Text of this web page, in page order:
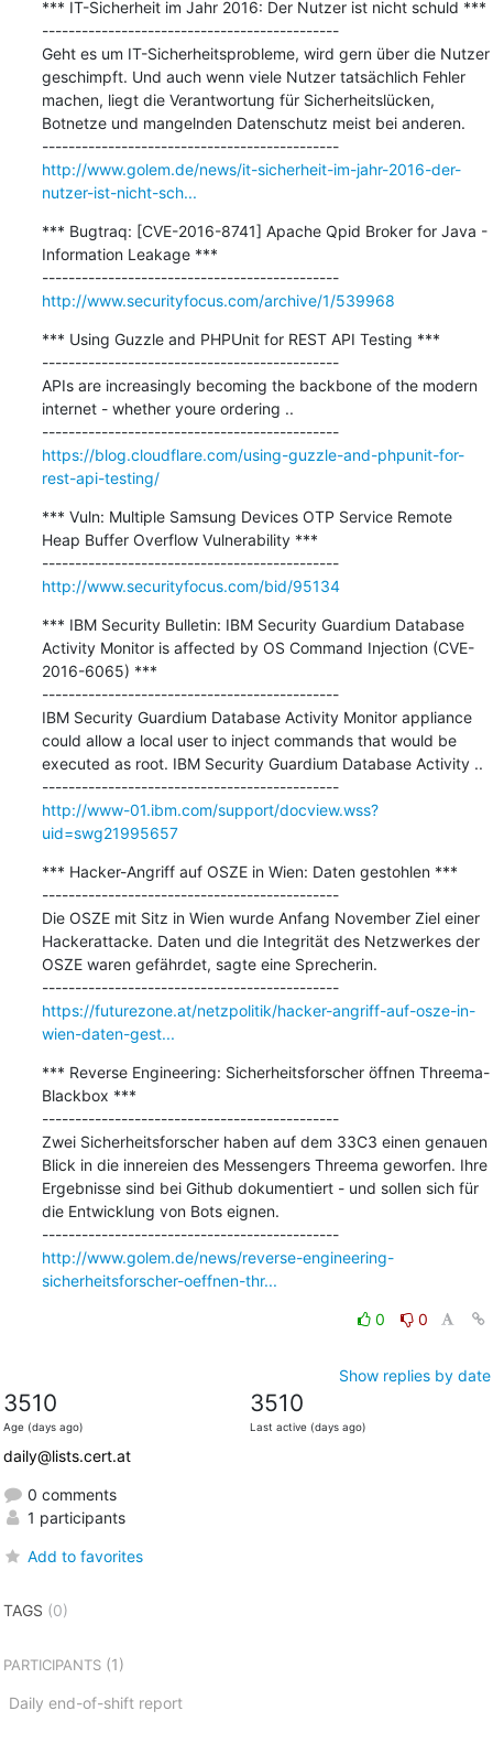
*** IT-Sicherheit im Jahr 2016: Der Nutzer ist nicht schuld ***
---------------------------------------------
Geht es um IT-Sicherheitsprobleme, wird gern über die Nutzer
geschimpft. Und auch wenn viele Nutzer tatsächlich Fehler
machen, liegt die Verantwortung für Sicherheitslücken,
Botnetze und mangelnden Datenschutz meist bei anderen.
---------------------------------------------
http://www.golem.de/news/it-sicherheit-im-jahr-2016-der-
nutzer-ist-nicht-sch...
*** Bugtraq: [CVE-2016-8741] Apache Qpid Broker for Java -
Information Leakage ***
---------------------------------------------
http://www.securityfocus.com/archive/1/539968
*** Using Guzzle and PHPUnit for REST API Testing ***
---------------------------------------------
APIs are increasingly becoming the backbone of the modern
internet - whether youre ordering ..
---------------------------------------------
https://blog.cloudflare.com/using-guzzle-and-phpunit-for-
rest-api-testing/
*** Vuln: Multiple Samsung Devices OTP Service Remote
Heap Buffer Overflow Vulnerability ***
---------------------------------------------
http://www.securityfocus.com/bid/95134
*** IBM Security Bulletin: IBM Security Guardium Database
Activity Monitor is affected by OS Command Injection (CVE-
2016-6065) ***
---------------------------------------------
IBM Security Guardium Database Activity Monitor appliance
could allow a local user to inject commands that would be
executed as root. IBM Security Guardium Database Activity ..
---------------------------------------------
http://www-01.ibm.com/support/docview.wss?
uid=swg21995657
*** Hacker-Angriff auf OSZE in Wien: Daten gestohlen ***
---------------------------------------------
Die OSZE mit Sitz in Wien wurde Anfang November Ziel einer
Hackerattacke. Daten und die Integrität des Netzwerkes der
OSZE waren gefährdet, sagte eine Sprecherin.
---------------------------------------------
https://futurezone.at/netzpolitik/hacker-angriff-auf-osze-in-
wien-daten-gest...
*** Reverse Engineering: Sicherheitsforscher öffnen Threema-
Blackbox ***
---------------------------------------------
Zwei Sicherheitsforscher haben auf dem 33C3 einen genauen
Blick in die innereien des Messengers Threema geworfen. Ihre
Ergebnisse sind bei Github dokumentiert - und sollen sich für
die Entwicklung von Bots eignen.
---------------------------------------------
http://www.golem.de/news/reverse-engineering-
sicherheitsforscher-oeffnen-thr...
0 0
Show replies by date
3510
Age (days ago)
3510
Last active (days ago)
daily@lists.cert.at
0 comments
1 participants
Add to favorites
TAGS (0)
PARTICIPANTS(1)
Daily end-of-shift report